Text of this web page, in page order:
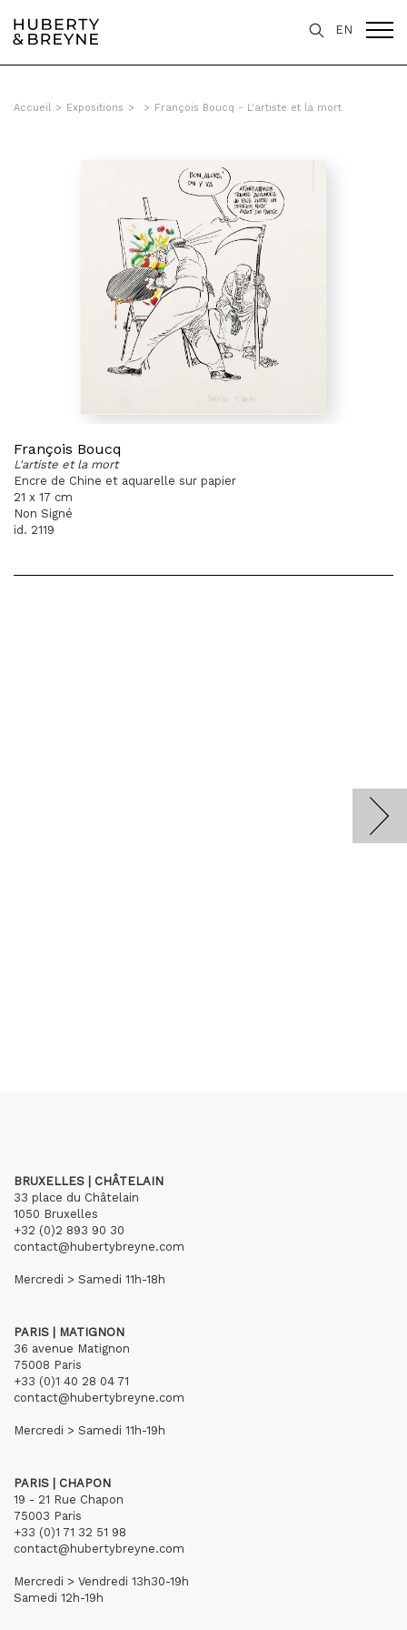
EN
Accueil > Expositions > > François Boucq - L'artiste et la mort
François Boucq
L'artiste et la mort
Encre de Chine et aquarelle sur papier
21 x 17 cm
Non Signé
id. 2119
BRUXELLES | CHÂTELAIN
33 place du Châtelain
1050 Bruxelles
+32 (0)2 893 90 30
contact@hubertybreyne.com
Mercredi > Samedi 11h-18h
PARIS | MATIGNON
36 avenue Matignon
75008 Paris
+33 (0)1 40 28 04 71
contact@hubertybreyne.com
Mercredi > Samedi 11h-19h
PARIS | CHAPON
19 - 21 Rue Chapon
75003 Paris
+33 (0)1 71 32 51 98
contact@hubertybreyne.com
Mercredi > Vendredi 13h30-19h
Samedi 12h-19h